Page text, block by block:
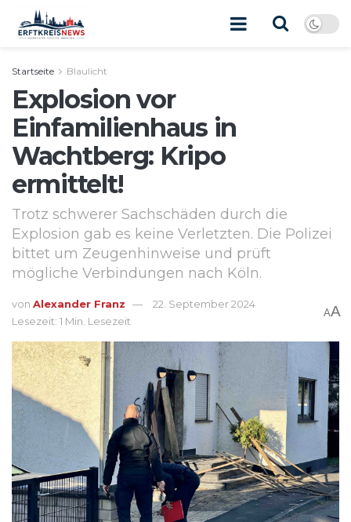
Startseite Blaulicht
Explosion vor
Einfamilienhaus in
Wachtberg: Kripo
ermittelt!
Trotz schwerer Sachschäden durch die
Explosion gab es keine Verletzten. Die Polizei
bittet um Zeugenhinweise und prüft
mögliche Verbindungen nach Köln.
von Alexander Franz
22. September 2024
Lesezeit: 1 Min. Lesezeit
AA